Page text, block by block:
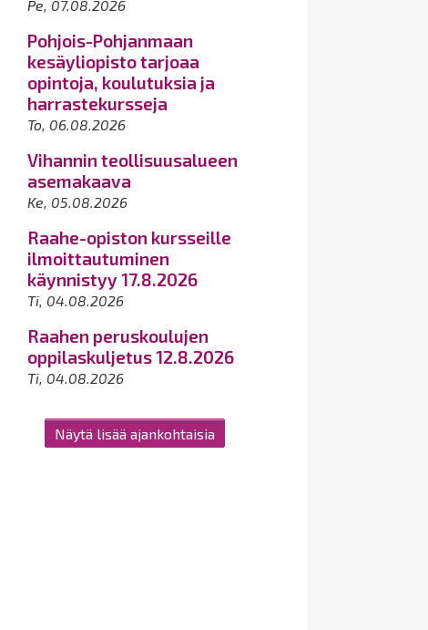
Pe, 07.08.2026
Pohjois-Pohjanmaan
kesäyliopisto tarjoaa
opintoja, koulutuksia ja
harrastekursseja
To, 06.08.2026
Vihannin teollisuusalueen
asemakaava
Ke, 05.08.2026
Raahe-opiston kursseille
ilmoittautuminen
käynnistyy 17.8.2026
Ti, 04.08.2026
Raahen peruskoulujen
oppilaskuljetus 12.8.2026
Ti, 04.08.2026
Näytä lisää ajankohtaisia